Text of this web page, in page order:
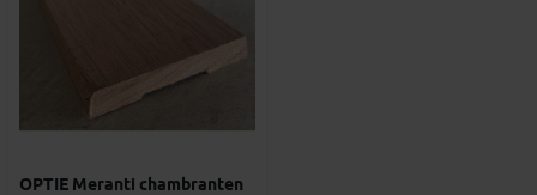
OPTIE Meranti chambranten